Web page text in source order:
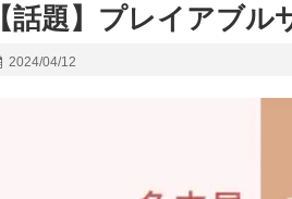
【話題】プレイアブ
2024/04/12